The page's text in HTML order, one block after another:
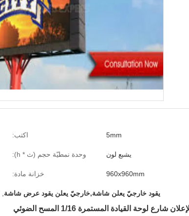
5mm اكتب:
يشبع لون وحدة نمطيّة حجم (ث * h):
960x960mm خزانة مادة:
يقود خارجيّ يعلن شاشة,خارجيّ يعلن يقود عرض شاشة